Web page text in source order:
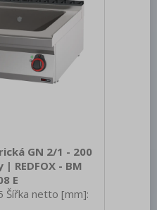
GN 2/1 - 200
REDFOX - BM
E
Šířka netto [mm]: